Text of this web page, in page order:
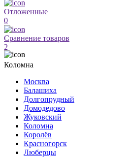
Отложенные
0
Сравнение товаров
2
Коломна
Москва
Балашиха
Долгопрудный
Домодедово
Жуковский
Коломна
Королёв
Красногорск
Люберцы